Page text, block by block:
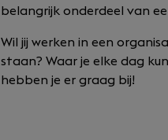
belangrijk onderdeel van
Wil jij werken in een
staan? Waar je elke dag
hebben je er graag bij!